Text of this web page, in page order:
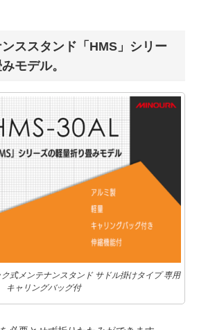
ススタンド「HMS」シリー
モデル。
式メンテナンスタンド サドル掛けタイプ 専用
キャリングバッグ付